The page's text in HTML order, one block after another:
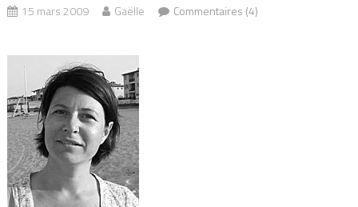
15 mars 2009 Gaëlle Commentaires (4)